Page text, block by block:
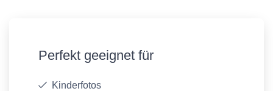
Perfekt geeignet für
Kinderfotos